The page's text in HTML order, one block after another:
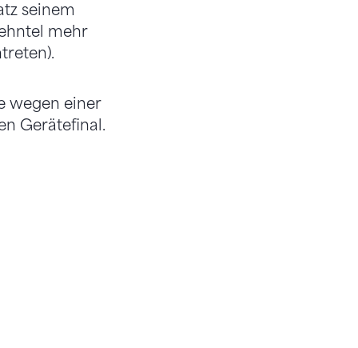
seinem
mehr
wegen einer
Gerätefinal.